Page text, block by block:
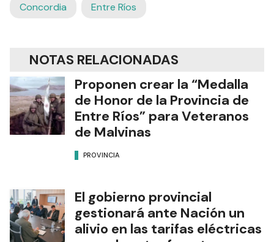
Concordia Entre Ríos
NOTAS RELACIONADAS
Proponen crear la “Medalla
de Honor de la Provincia de
Entre Ríos” para Veteranos
de Malvinas
PROVINCIA
El gobierno provincial
gestionará ante Nación un
alivio en las tarifas eléctricas